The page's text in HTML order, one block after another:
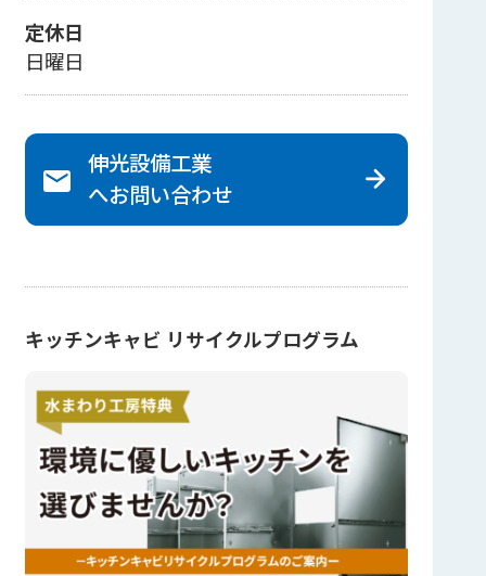
定休日
日曜日
伸光設備工業
へお問い合わせ
キッチンキャビ リサイクルプログラム